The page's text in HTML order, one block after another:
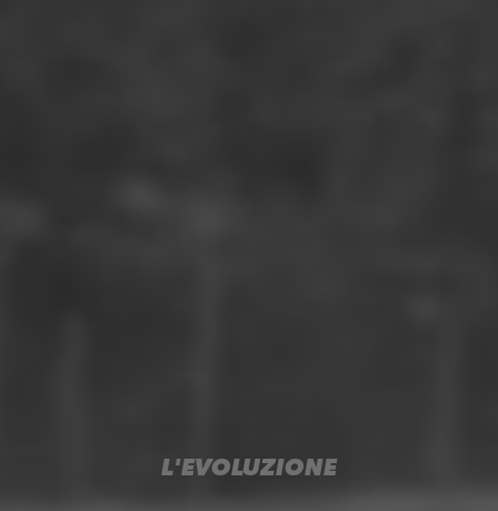
L'EVOLUZIONE